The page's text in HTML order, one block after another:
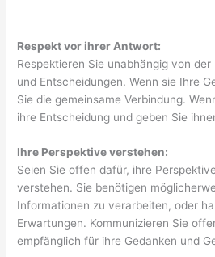
Respekt vor ihrer Antwort:
Respektieren Sie unabhängig von
und Entscheidungen. Wenn sie Ihre
Sie die gemeinsame Verbindung.
ihre Entscheidung und geben Sie
Ihre Perspektive verstehen:
Seien Sie offen dafür, ihre
verstehen. Sie benötigen
Informationen zu verarbeiten, oder
Erwartungen. Kommunizieren Sie
empfänglich für ihre Gedanken und